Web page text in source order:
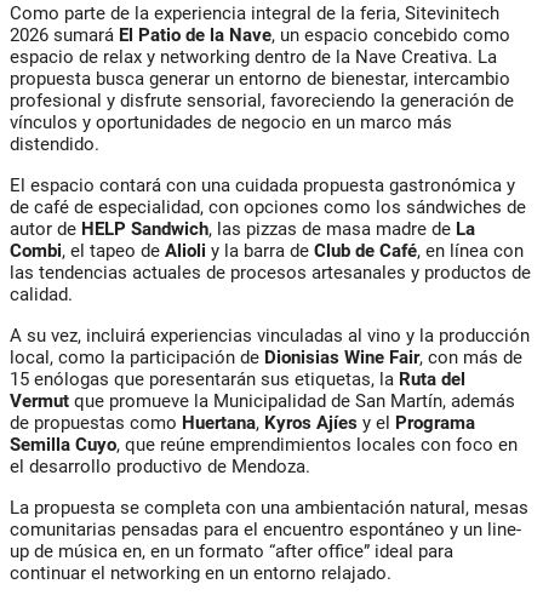
Como parte de la experiencia integral de la feria, Sitevinitech
2026 sumará El Patio de la Nave, un espacio concebido como
espacio de relax y networking dentro de la Nave Creativa. La
propuesta busca generar un entorno de bienestar, intercambio
profesional y disfrute sensorial, favoreciendo la generación de
vínculos y oportunidades de negocio en un marco más
distendido.
El espacio contará con una cuidada propuesta gastronómica y
de café de especialidad, con opciones como los sándwiches de
autor de HELP Sandwich, las pizzas de masa madre de La
Combi, el tapeo de Alioli y la barra de Club de Café, en línea con
las tendencias actuales de procesos artesanales y productos de
calidad.
A su vez, incluirá experiencias vinculadas al vino y la producción
local, como la participación de Dionisias Wine Fair, con más de
15 enólogas que poresentarán sus etiquetas, la Ruta del
Vermut que promueve la Municipalidad de San Martín, además
de propuestas como Huertana, Kyros Ajíes y el Programa
Semilla Cuyo, que reúne emprendimientos locales con foco en
el desarrollo productivo de Mendoza.
La propuesta se completa con una ambientación natural, mesas
comunitarias pensadas para el encuentro espontáneo y un line-
up de música en, en un formato “after office” ideal para
continuar el networking en un entorno relajado.